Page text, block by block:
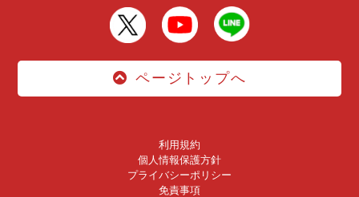
ページトップへ
利用規約
個人情報保護方針
プライバシーポリシー
免責事項